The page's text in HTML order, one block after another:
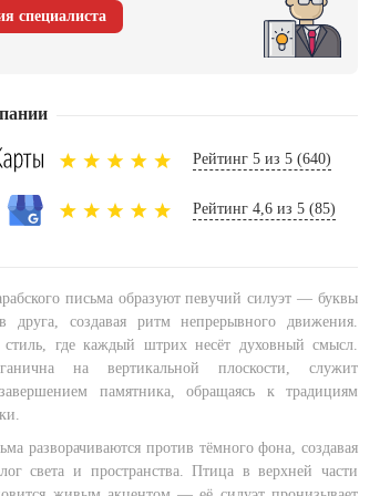
специалиста
Рейтинг 5 из 5 (640)
Рейтинг 4,6 из 5 (85)
письма образуют певучий силуэт — буквы
друга, создавая ритм непрерывного движения.
стиль, где каждый штрих несёт духовный смысл.
на вертикальной плоскости, служит
памятника, обращаясь к традициям
разворачиваются против тёмного фона, создавая
света и пространства. Птица в верхней части